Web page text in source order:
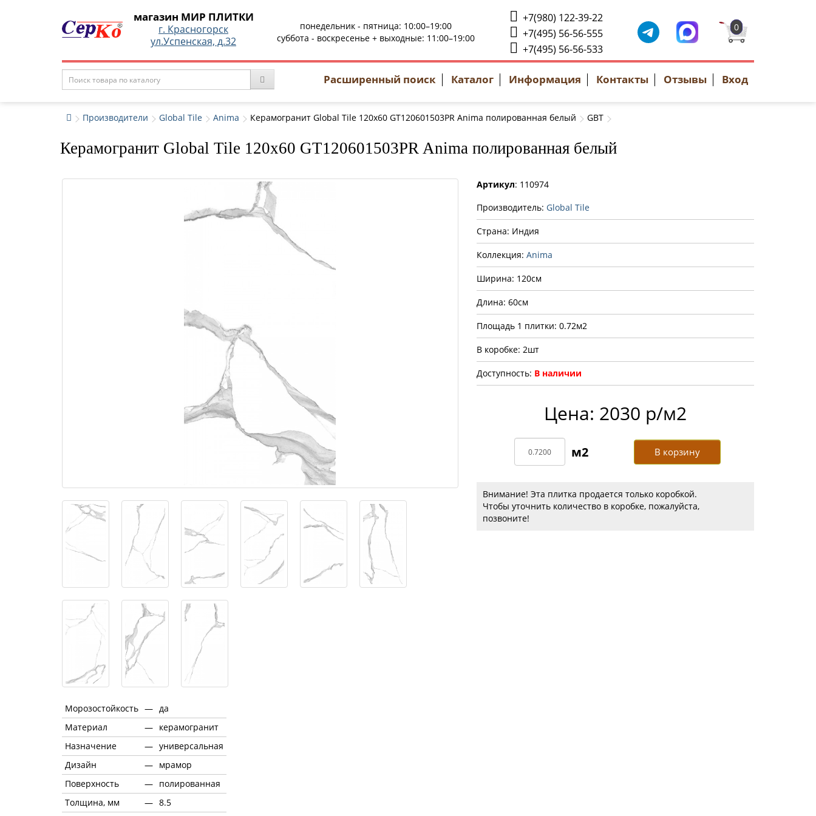
магазин МИР ПЛИТКИ
г. Красногорск
ул.Успенская, д.32
понедельник - пятница: 10:00–19:00
суббота - воскресенье + выходные: 11:00–19:00
+7(980) 122-39-22
+7(495) 56-56-555
+7(495) 56-56-533
0
Расширенный поиск Каталог Информация Контакты Отзывы Вход
Производители Global Tile Anima Керамогранит Global Tile 120x60 GT120601503PR Anima полированная белый GBT
Керамогранит Global Tile 120x60 GT120601503PR Anima полированная белый
Морозостойкость — да
Материал
— керамогранит
Назначение
— универсальная
Дизайн
— мрамор
Поверхность
— полированная
Толщина, мм
— 8.5
Артикул: 110974
Производитель: Global Tile
Страна: Индия
Коллекция: Anima
Ширина: 120см
Длина: 60см
Площадь 1 плитки: 0.72м2
В коробке: 2шт
Доступность: В наличии
Цена: 2030 р/м2
В корзину
Внимание! Эта плитка продается только коробкой.
Чтобы уточнить количество в коробке, пожалуйста,
позвоните!